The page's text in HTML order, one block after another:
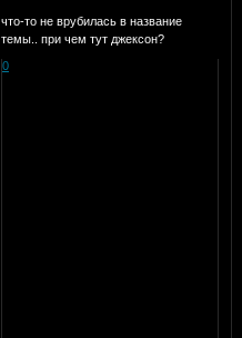
что-то не врубилась в название
темы.. при чем тут джексон?
0